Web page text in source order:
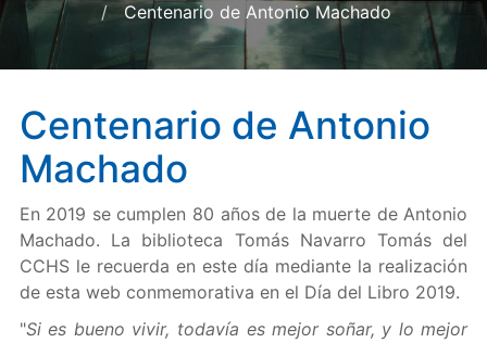
Centenario de Antonio Machado
Centenario de Antonio
Machado
En 2019 se cumplen 80 años de la muerte de Antonio
Machado. La biblioteca Tomás Navarro Tomás del
CCHS le recuerda en este día mediante la realización
de esta web conmemorativa en el Día del Libro 2019.
"Si es bueno vivir, todavía es mejor soñar, y lo mejor